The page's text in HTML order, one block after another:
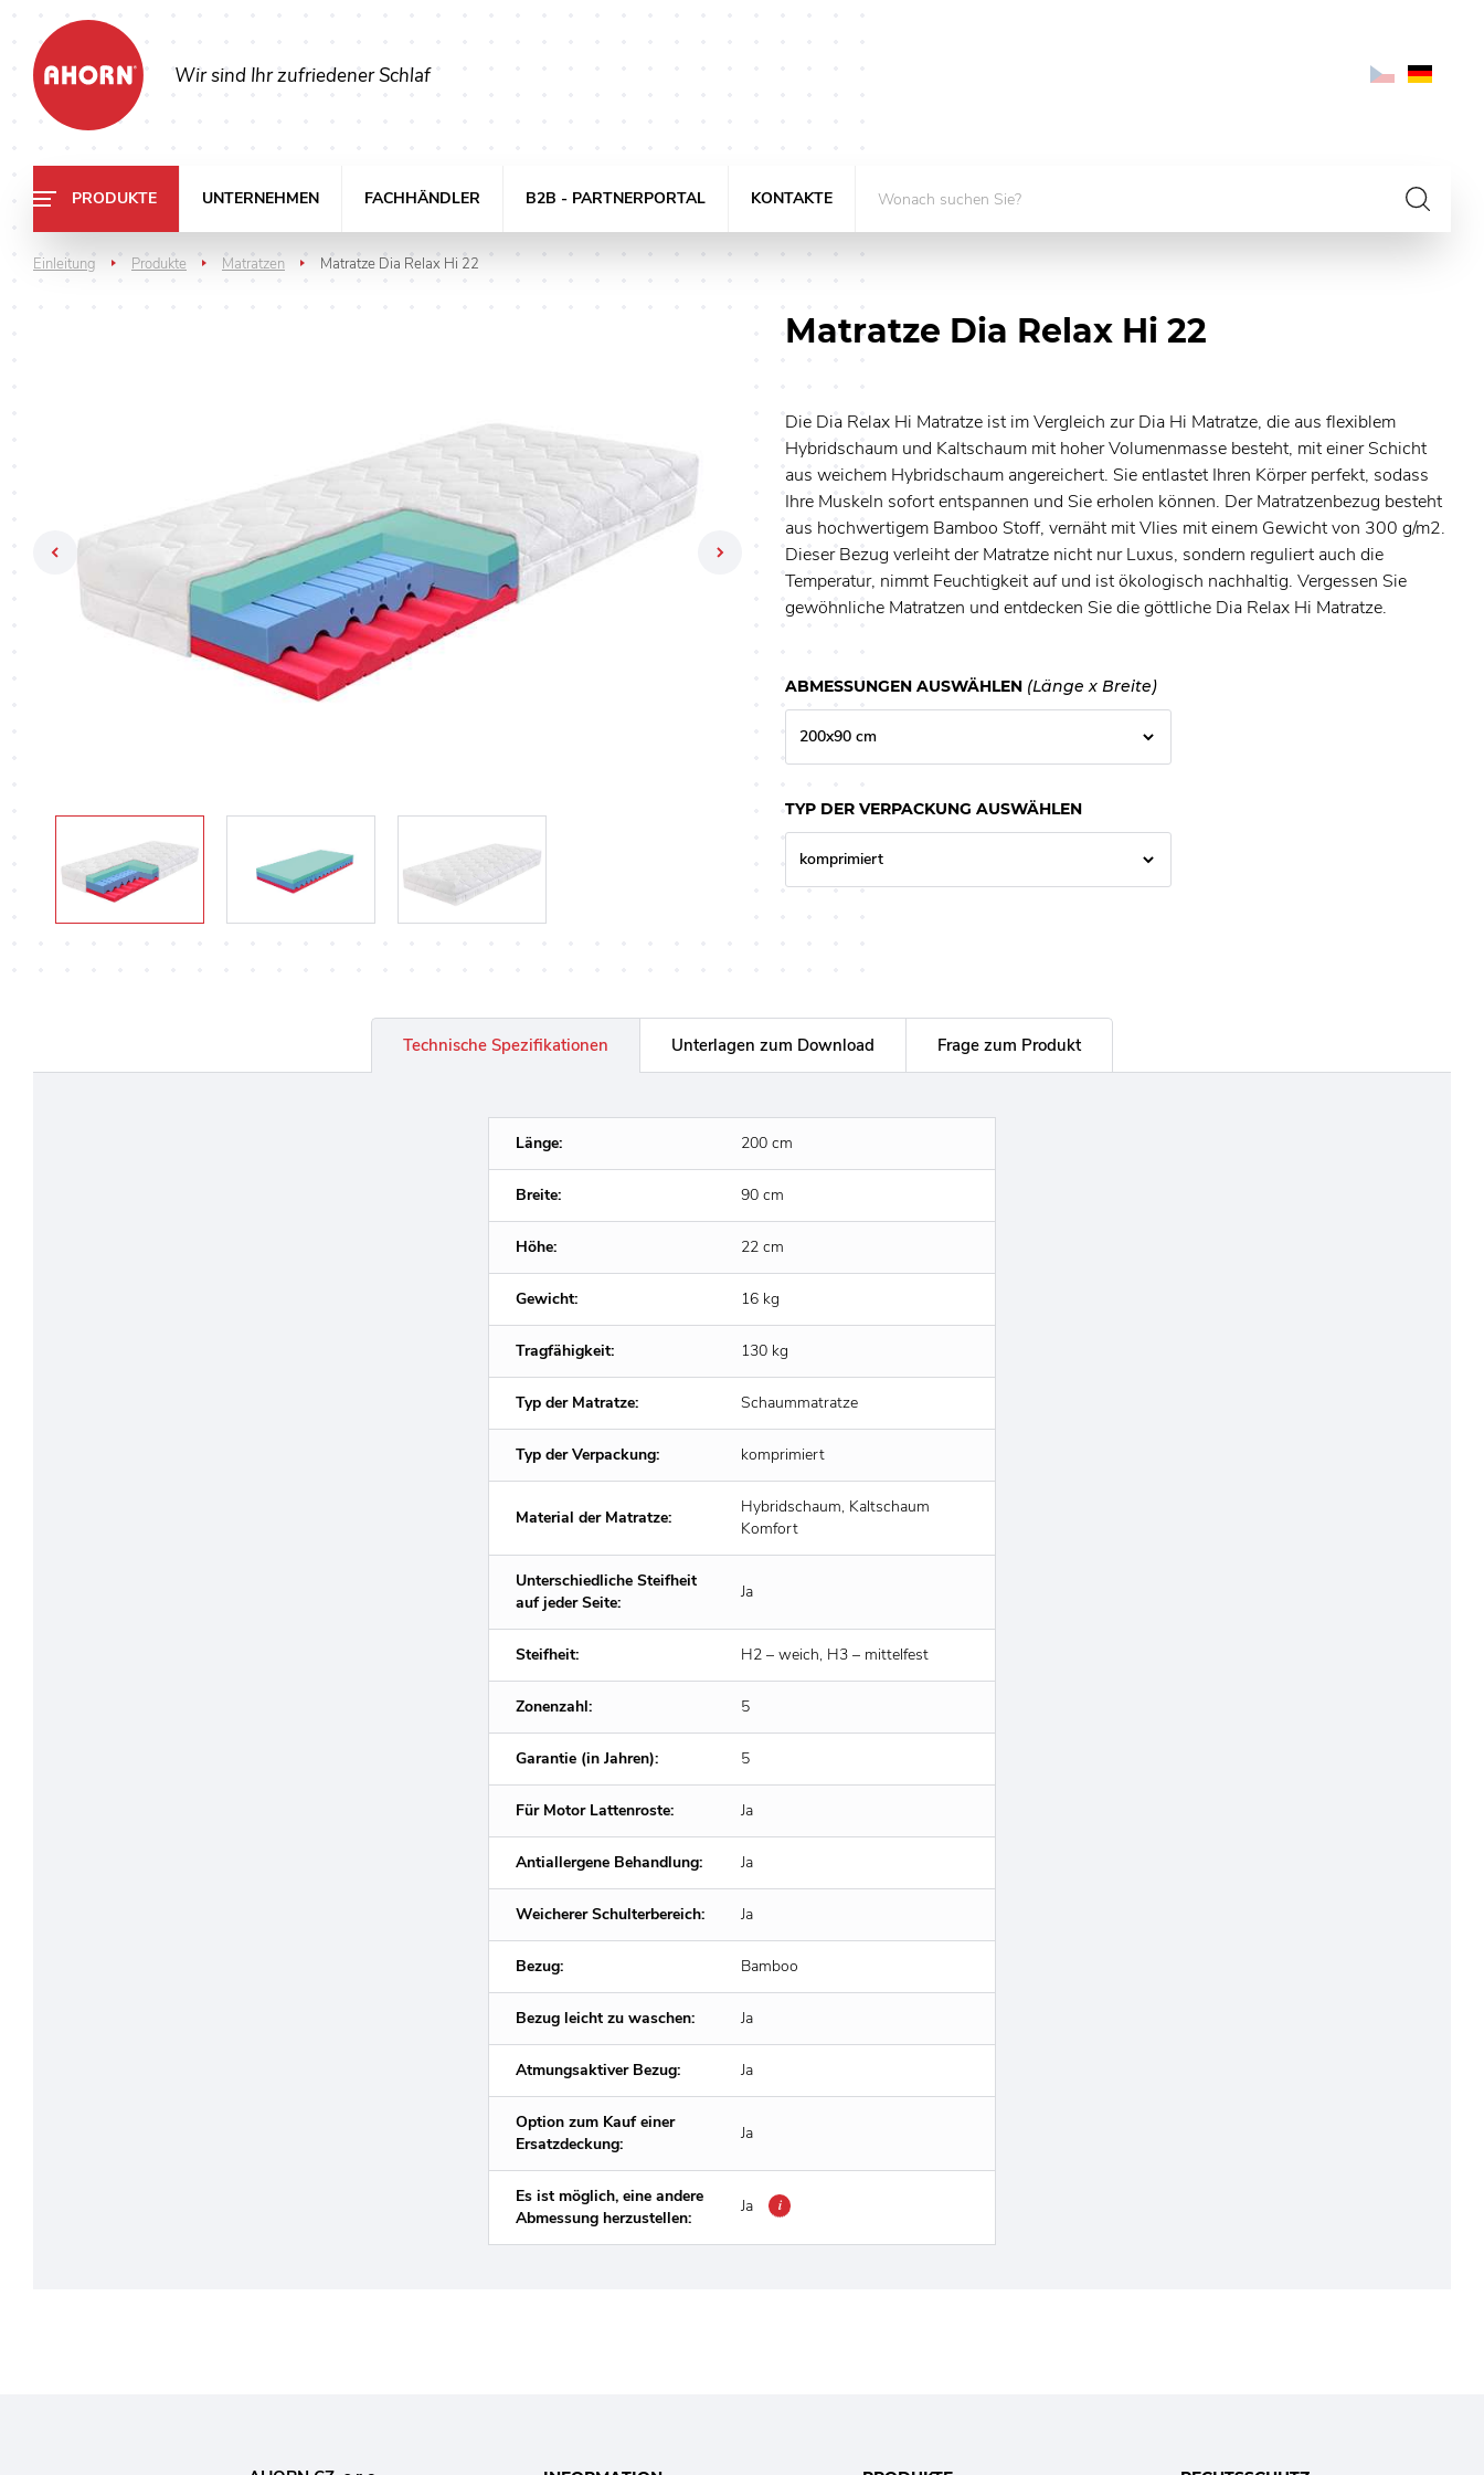
Wir sind Ihr zufriedener Schlaf
PRODUKTE UNTERNEHMEN FACHHÄNDLER B2B - PARTNERPORTAL KONTAKTE
Einleitung Produkte Matratzen Matratze Dia Relax Hi 22
Matratze Dia Relax Hi 22
Die Dia Relax Hi Matratze ist im Vergleich zur Dia Hi Matratze, die aus flexiblem
Hybridschaum und Kaltschaum mit hoher Volumenmasse besteht, mit einer Schicht
aus weichem Hybridschaum angereichert. Sie entlastet Ihren Körper perfekt, sodass
Ihre Muskeln sofort entspannen und Sie erholen können. Der Matratzenbezug besteht
aus hochwertigem Bamboo Stoff, vernäht mit Vlies mit einem Gewicht von 300 g/m2.
Dieser Bezug verleiht der Matratze nicht nur Luxus, sondern reguliert auch die
Temperatur, nimmt Feuchtigkeit auf und ist ökologisch nachhaltig. Vergessen Sie
gewöhnliche Matratzen und entdecken Sie die göttliche Dia Relax Hi Matratze.
Previous Next
ABMESSUNGEN AUSWÄHLEN (Länge x Breite)
200x90 cm
TYP DER VERPACKUNG AUSWÄHLEN
komprimiert
Technische Spezifikationen Unterlagen zum Download Frage zum Produkt
Länge: 200 cm
Breite: 90 cm
Höhe: 22 cm
Gewicht: 16 kg
Tragfähigkeit: 130 kg
Typ der Matratze: Schaummatratze
Typ der Verpackung: komprimiert
Material der Matratze:
Hybridschaum, Kaltschaum
Komfort
Unterschiedliche Steifheit
auf jeder Seite:
Ja
Steifheit: H2 – weich, H3 – mittelfest
Zonenzahl: 5
Garantie (in Jahren): 5
Für Motor Lattenroste: Ja
Antiallergene Behandlung: Ja
Weicherer Schulterbereich: Ja
Bezug: Bamboo
Bezug leicht zu waschen: Ja
Atmungsaktiver Bezug: Ja
Option zum Kauf einer
Ersatzdeckung:
Ja
Es ist möglich, eine andere
Abmessung herzustellen:
Ja i